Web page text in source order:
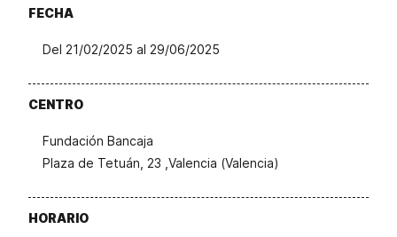
FECHA
Del 21/02/2025 al 29/06/2025
CENTRO
Fundación Bancaja
Plaza de Tetuán, 23 ,Valencia (Valencia)
HORARIO